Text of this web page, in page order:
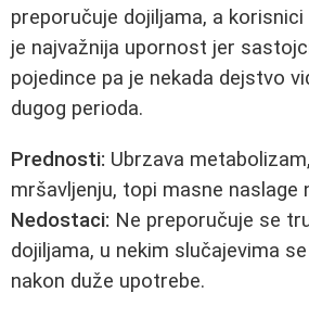
preporučuje dojiljama, a
je najvažnija upornost jer
pojedince pa je nekada dejstvo
dugog perioda.
Prednosti: Ubrzava
mršavljenju, topi masne naslage
Nedostaci: Ne preporučuje se
dojiljama, u nekim slučajevima
nakon duže upotrebe.